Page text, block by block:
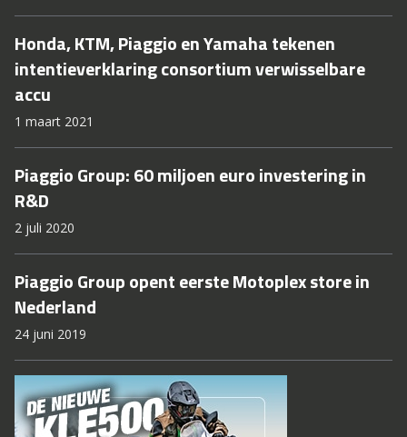
Honda, KTM, Piaggio en Yamaha tekenen
intentieverklaring consortium verwisselbare
accu
1 maart 2021
Piaggio Group: 60 miljoen euro investering in
R&D
2 juli 2020
Piaggio Group opent eerste Motoplex store in
Nederland
24 juni 2019